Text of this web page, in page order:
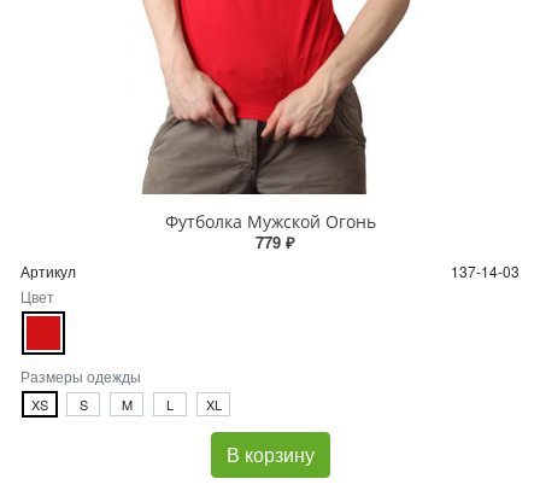
Футболка Мужской Огонь
779 ₽
Артикул
137-14-03
Цвет
Размеры одежды
XS S M L XL
В корзину